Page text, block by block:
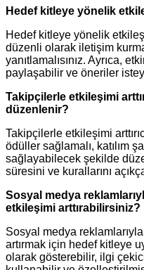
Hedef kitleye yönelik
Hedef kitleye yönelik
düzenli olarak iletişim
yanıtlamalısınız. Ayrıca,
paylaşabilir ve öneriler
Takipçilerle etkileşimi
düzenlenir?
Takipçilerle etkileşimi
ödüller sağlamalı, katılım
sağlayabilecek şekilde
süresini ve kurallarını
Sosyal medya
etkileşimi arttırabilirsiniz?
Sosyal medya
artırmak için hedef kitleye
olarak gösterebilir, ilgi